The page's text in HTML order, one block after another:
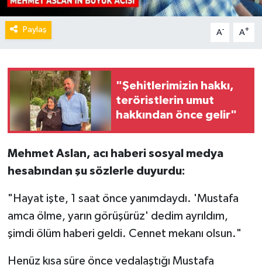
Paylaş A- A+
"Şehitlerimizin hakkı,
teröristlerin umut
hakkından önce gelir"
Mehmet Aslan, acı haberi sosyal medya
hesabından şu sözlerle duyurdu:
"Hayat işte, 1 saat önce yanımdaydı. 'Mustafa
amca ölme, yarın görüşürüz' dedim ayrıldım,
şimdi ölüm haberi geldi. Cennet mekanı olsun."
Henüz kısa süre önce vedalaştığı Mustafa